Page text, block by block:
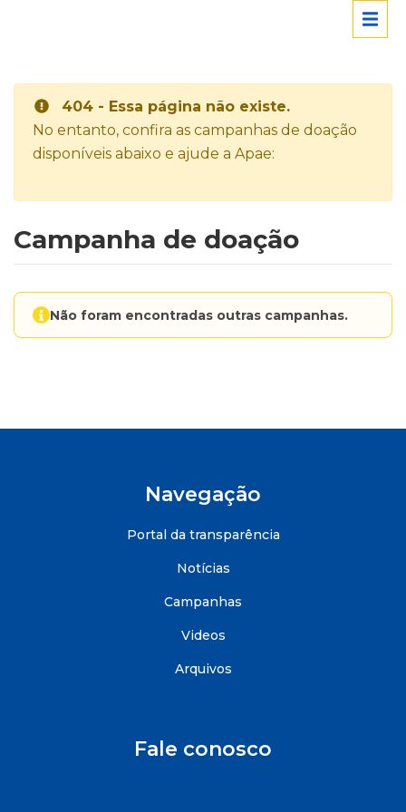
404 - Essa página não existe.
No entanto, confira as campanhas de doação
disponíveis abaixo e ajude a Apae:
Campanha de doação
Não foram encontradas outras campanhas.
Navegação
Portal da transparência
Notícias
Campanhas
Videos
Arquivos
Fale conosco